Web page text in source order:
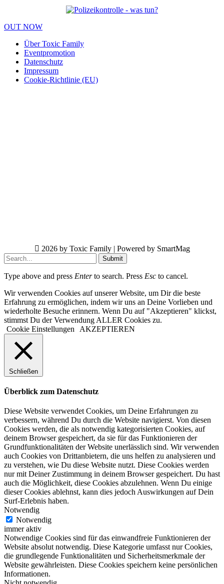
OUT NOW
Über Toxic Family
Eventpromotion
Datenschutz
Impressum
Cookie-Richtlinie (EU)
2026 by Toxic Family | Powered by SmartMag
Submit
Type above and press Enterto search. Press Esc to cancel.
Wir verwenden Cookies auf unserer Website, um Dir die beste
Erfahrung zu ermöglichen, indem wir uns an Deine Vorlieben und
wiederholte Besuche erinnern. Wenn Du auf "Akzeptieren" klickst,
stimmst Du der Verwendung ALLER Cookies zu.
Cookie Einstellungen
AKZEPTIEREN
Schließen
Überblick zum Datenschutz
Diese Website verwendet Cookies, um Deine Erfahrungen zu
verbessern, während Du durch die Website navigierst. Von diesen
Cookies werden, die als notwendig kategorisierten Cookies, auf
deinem Browser gespeichert, da sie für das Funktionieren der
Grundfunktionalitäten der Website unerlässlich sind. Wir verwenden
auch Cookies von Drittanbietern, die uns helfen zu analysieren und
zu verstehen, wie Du diese Website nutzt. Diese Cookies werden
nur mit Deiner Zustimmung in deinem Browser gespeichert. Du hast
auch die Möglichkeit, diese Cookies abzulehnen. Wenn Du einige
dieser Cookies ablehnst, kann dies jedoch Auswirkungen auf Dein
Surf-Erlebnis haben.
Notwendig
Notwendig
immer aktiv
Notwendige Cookies sind für das einwandfreie Funktionieren der
Website absolut notwendig. Diese Kategorie umfasst nur Cookies,
die grundlegende Funktionalitäten und Sicherheitsmerkmale der
Website gewährleisten. Diese Cookies speichern keine persönlichen
Informationen.